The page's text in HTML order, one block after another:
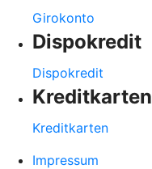
Girokonto
Dispokredit
Dispokredit
Kreditkarten
Kreditkarten
Impressum